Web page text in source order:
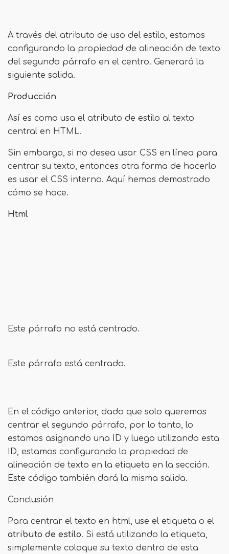
A través del atributo de uso del estilo, estamos
configurando la propiedad de alineación de texto
del segundo párrafo en el centro. Generará la
siguiente salida.
Producción
Así es como usa el atributo de estilo al texto
central en HTML.
Sin embargo, si no desea usar CSS en línea para
centrar su texto, entonces otra forma de hacerlo
es usar el CSS interno. Aquí hemos demostrado
cómo se hace.
Html
Este párrafo no está centrado.
Este párrafo está centrado.
En el código anterior, dado que solo queremos
centrar el segundo párrafo, por lo tanto, lo
estamos asignando una ID y luego utilizando esta
ID, estamos configurando la propiedad de
alineación de texto en la etiqueta en la sección.
Este código también dará la misma salida.
Conclusión
Para centrar el texto en html, use el etiqueta o el
atributo de estilo. Si está utilizando la etiqueta,
simplemente coloque su texto dentro de esta